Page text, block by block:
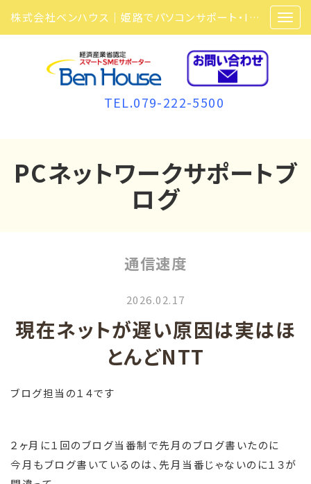
株式会社ベンハウス｜姫路でパソコンサポート・ITサポート・ITセキュリティ・複合機・ビジネスフォンなら弊社にお任せ
TEL.079-222-5500
PCネットワークサポートブ
ログ
通信速度
2026.02.17
現在ネットが遅い原因は実はほ
とんどNTT
ブログ担当の１４です
２ヶ月に１回のブログ当番制で先月のブログ書いたのに
今月もブログ書いているのは、先月当番じゃないのに１３が